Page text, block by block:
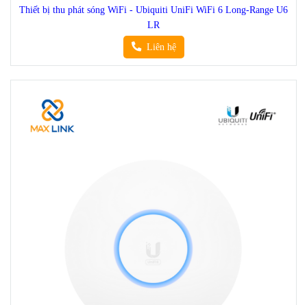
Thiết bị thu phát sóng WiFi - Ubiquiti UniFi WiFi 6 Long-Range U6
LR
Liên hệ